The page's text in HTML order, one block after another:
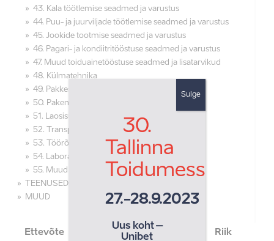
43. Kala töötlemise seadmed ja varustus
44. Puu- ja juurviljade töötlemise seadmed ja varustus
45. Jookide tootmise seadmed ja varustus
46. Pagari- ja kondiitritööstuse seadmed ja varustus
47. Muud toiduainetööstuse seadmed ja lisatarvikud
48. Külmatehnika
49. Pakkeseadmed
50. Pakend, pakkematerjalid
51. Laosisustus ja vahendid
52. Transpordivahendid
53. Töörõivad ja jalatsid
54. Laboratooriumiseadmed ja varustus
55. Muud seadmed
TEENUSED
MUUD
Ettevõte Riik
30.
Tallinna
Toidumess
27.-28.9.2023
Uus koht –
Unibet
Sulge